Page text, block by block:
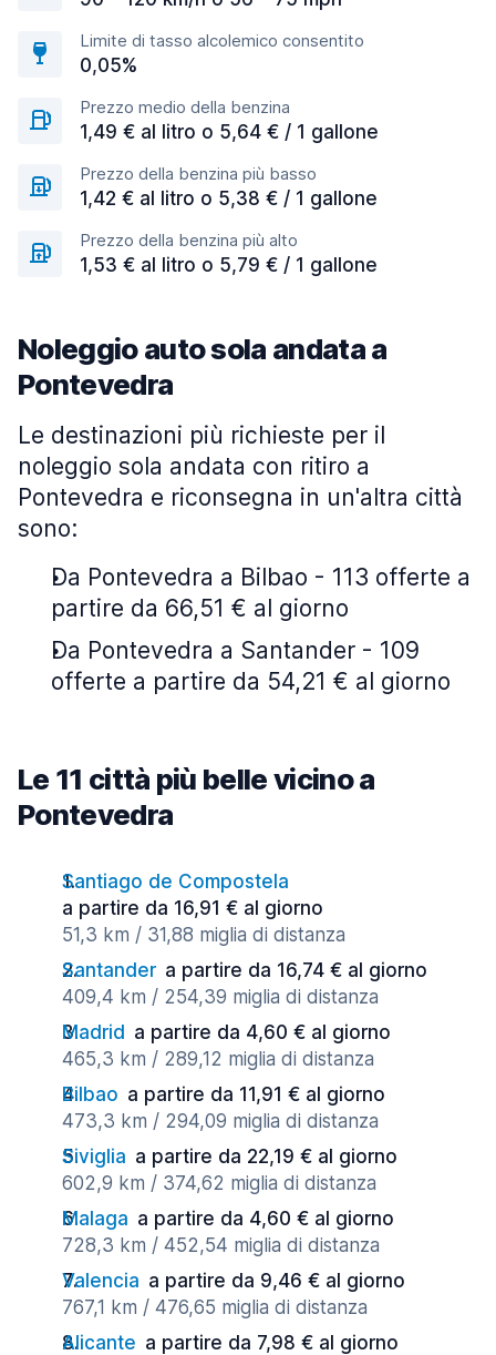
Limite di tasso alcolemico consentito
0,05%
Prezzo medio della benzina
1,49 € al litro o 5,64 € / 1 gallone
Prezzo della benzina più basso
1,42 € al litro o 5,38 € / 1 gallone
Prezzo della benzina più alto
1,53 € al litro o 5,79 € / 1 gallone
Noleggio auto sola andata a
Pontevedra
Le destinazioni più richieste per il
noleggio sola andata con ritiro a
Pontevedra e riconsegna in un'altra città
sono:
Da Pontevedra a Bilbao - 113 offerte a
partire da 66,51 € al giorno
Da Pontevedra a Santander - 109
offerte a partire da 54,21 € al giorno
Le 11 città più belle vicino a
Pontevedra
Santiago de Compostela
a partire da 16,91 € al giorno
51,3 km / 31,88 miglia di distanza
Santander a partire da 16,74 € al giorno
409,4 km / 254,39 miglia di distanza
Madrid a partire da 4,60 € al giorno
465,3 km / 289,12 miglia di distanza
Bilbao a partire da 11,91 € al giorno
473,3 km / 294,09 miglia di distanza
Siviglia a partire da 22,19 € al giorno
602,9 km / 374,62 miglia di distanza
Malaga a partire da 4,60 € al giorno
728,3 km / 452,54 miglia di distanza
Valencia a partire da 9,46 € al giorno
767,1 km / 476,65 miglia di distanza
Alicante a partire da 7,98 € al giorno